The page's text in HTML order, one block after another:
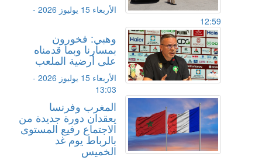
الأربعاء 15 يوليوز 2026 -
12:59
وهبي: فخورون
بمسارنا وبما قدمناه
على أرضية الملعب
الأربعاء 15 يوليوز 2026 -
13:03
المغرب وفرنسا
يعقدان دورة جديدة من
الاجتماع رفيع المستوى
بالرباط يوم غد
الخميس